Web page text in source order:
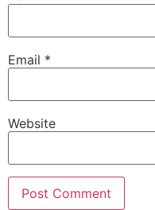
Email *
Website